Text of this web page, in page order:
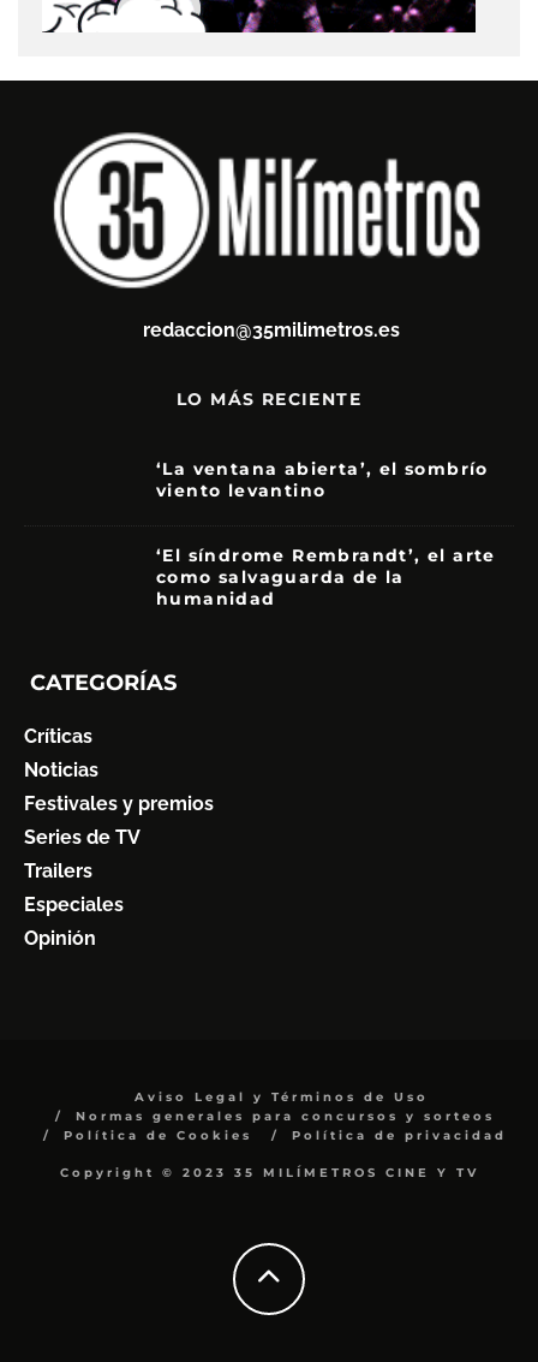
redaccion@35milimetros.es
LO MÁS RECIENTE
‘La ventana abierta’, el sombrío
viento levantino
‘El síndrome Rembrandt’, el arte
como salvaguarda de la
humanidad
CATEGORÍAS
Críticas
Noticias
Festivales y premios
Series de TV
Trailers
Especiales
Opinión
Aviso Legal y Términos de Uso
Normas generales para concursos y sorteos
Política de Cookies
Política de privacidad
Copyright © 2023 35 MILÍMETROS CINE Y TV